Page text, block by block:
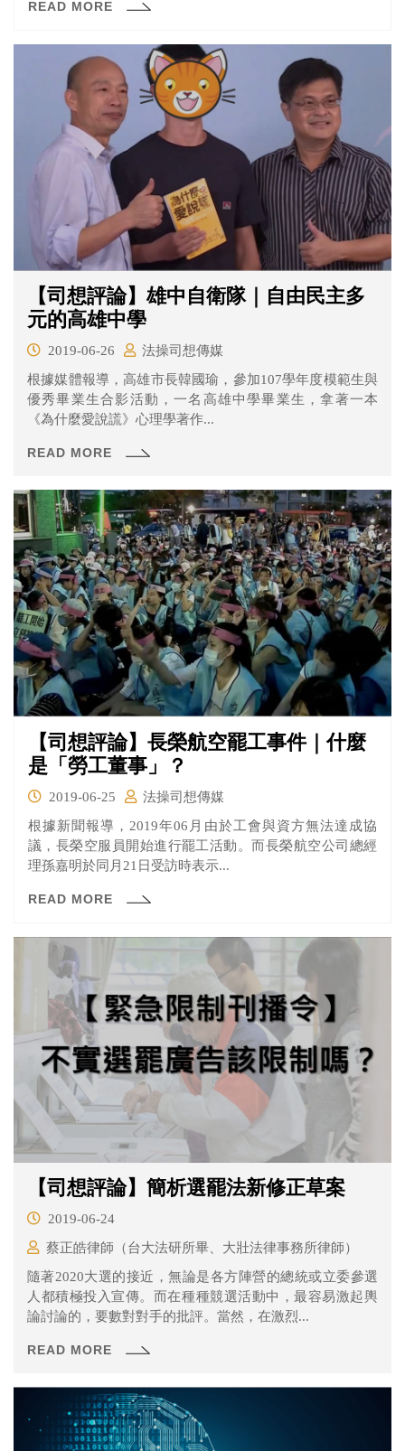
READ MORE
【司想評論】雄中自衛隊｜自由民主多
元的高雄中學
2019-06-26
法操司想傳媒
根據媒體報導，高雄市長韓國瑜，參加107學年度模範生與
優秀畢業生合影活動，一名高雄中學畢業生，拿著一本
《為什麼愛說謊》心理學著作...
READ MORE
【司想評論】長榮航空罷工事件｜什麼
是「勞工董事」？
2019-06-25
法操司想傳媒
根據新聞報導，2019年06月由於工會與資方無法達成協
議，長榮空服員開始進行罷工活動。而長榮航空公司總經
理孫嘉明於同月21日受訪時表示...
READ MORE
【司想評論】簡析選罷法新修正草案
2019-06-24
蔡正皓律師（台大法研所畢、大壯法律事務所律師）
隨著2020大選的接近，無論是各方陣營的總統或立委參選
人都積極投入宣傳。而在種種競選活動中，最容易激起輿
論討論的，要數對對手的批評。當然，在激烈...
READ MORE